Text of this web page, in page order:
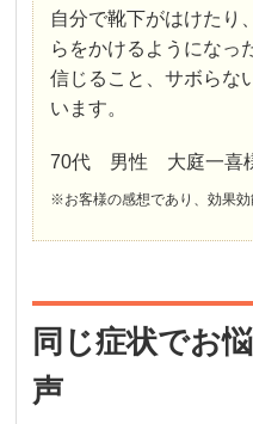
自分で靴下がはけたり
らをかけるようになっ
信じること、サボらな
います。
70代 男性 大庭一喜
※お客様の感想であり、効果効
同じ症状でお
声